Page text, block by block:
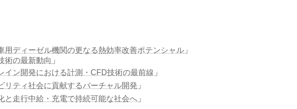
用ディーゼル機関の更なる熱効率改善ポテンシャル 」
術の最新動向 」
イン開発における計測・CFD技術の最前線 」
リティ社会に貢献するバーチャル開発 」
と走行中給・充電で持続可能な社会へ 」